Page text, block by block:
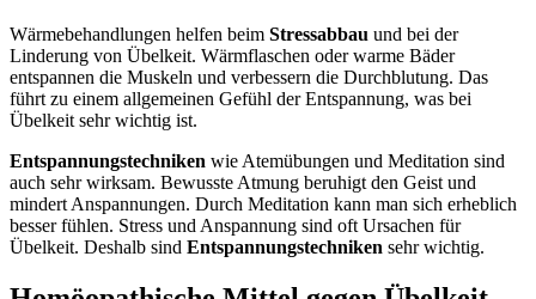
Wärmebehandlungen helfen beim Stressabbau und bei der
Linderung von Übelkeit. Wärmflaschen oder warme Bäder
entspannen die Muskeln und verbessern die Durchblutung. Das
führt zu einem allgemeinen Gefühl der Entspannung, was bei
Übelkeit sehr wichtig ist.
Entspannungstechniken wie Atemübungen und Meditation sind
auch sehr wirksam. Bewusste Atmung beruhigt den Geist und
mindert Anspannungen. Durch Meditation kann man sich erheblich
besser fühlen. Stress und Anspannung sind oft Ursachen für
Übelkeit. Deshalb sind Entspannungstechniken sehr wichtig.